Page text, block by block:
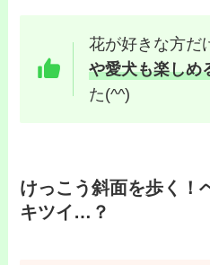
花が好きな方だ
や愛犬も楽しめ
た(^^)
けっこう斜面を歩く！
キツイ…？